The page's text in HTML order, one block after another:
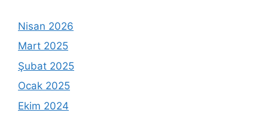
Nisan 2026
Mart 2025
Şubat 2025
Ocak 2025
Ekim 2024